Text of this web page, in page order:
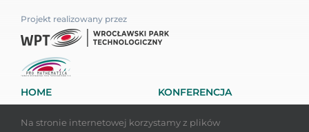
Projekt realizowany przez
HOME
PODCASTY
KONFERENCJA
KONTAKT
Na stronie internetowej korzystamy z plików